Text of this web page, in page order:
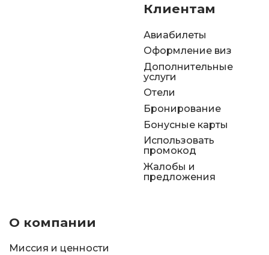
Клиентам
Авиабилеты
Оформление виз
Дополнительные
услуги
Отели
Бронирование
Бонусные карты
Использовать
промокод
Жалобы и
предложения
О компании
Миссия и ценности